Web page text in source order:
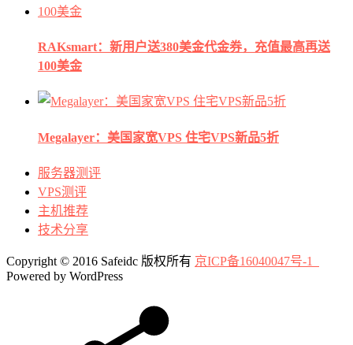
RAKsmart：新用户送380美金代金券，充值最高再送
100美金
Megalayer：美国家宽VPS 住宅VPS新品5折
服务器测评
VPS测评
主机推荐
技术分享
Copyright © 2016 Safeidc 版权所有 京ICP备16040047号-1
Powered by WordPress